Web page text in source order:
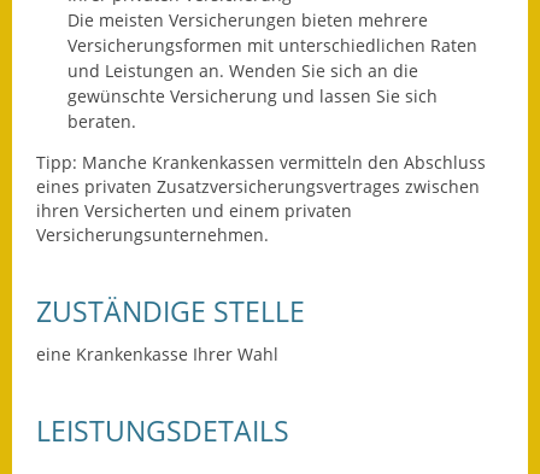
Landesstraße
Kreisstraße
Ausweichfahrplan
Buslinie 168
Zahlen und Fakten
Bauhof Notzingen
Die meisten Versicherungen bieten mehrere
Versicherungsformen mit unterschiedlichen Raten
und Leistungen an. Wenden Sie sich an die
gewünschte Versicherung und lassen Sie sich
beraten.
Tipp: Manche Krankenkassen vermitteln den Abschluss
eines privaten Zusatzversicherungsvertrages zwischen
ihren Versicherten und einem privaten
Versicherungsunternehmen.
ZUSTÄNDIGE STELLE
eine Krankenkasse Ihrer Wahl
LEISTUNGSDETAILS